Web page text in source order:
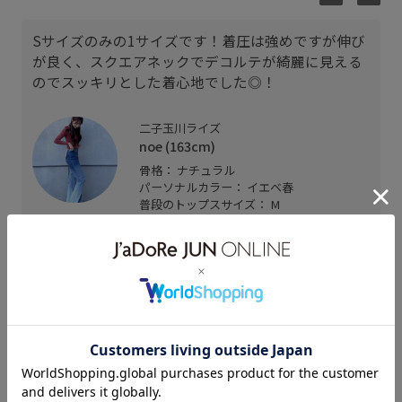
Sサイズのみの1サイズです！着圧は強めですが伸び
が良く、スクエアネックでデコルテが綺麗に見える
のでスッキリとした着心地でした◎！
二子玉川ライズ
noe (163cm)
骨格： ナチュラル
パーソナルカラー： イエベ春
普段のトップスサイズ： M
カラー : レッド系 (61)
関連タグ